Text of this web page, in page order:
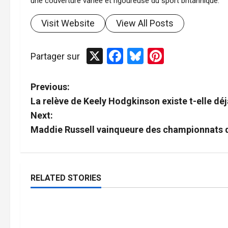
Visit Website View All Posts
Partager sur X Facebook
Bluesky
P
o
s
n
Previous:
La relève de Keely Hodgkinson existe t-elle
Next:
Maddie Russell vainqueure des championnats
RELATED STORIES
Boxe